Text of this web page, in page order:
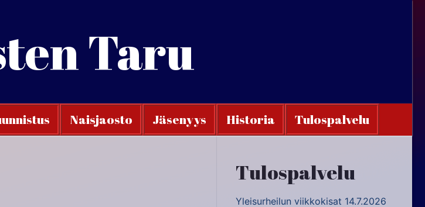
Taru
Naisjaosto Jäsenyys Historia Tulospalvelu
Tulospalvelu
Yleisurheilun viikkokisat 14.7.2026